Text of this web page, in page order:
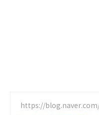
https://